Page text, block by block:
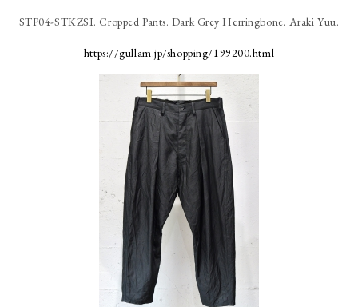
STP04-STKZSI. Cropped Pants. Dark Grey Herringbone. Araki Yuu.
https://gullam.jp/shopping/199200.html